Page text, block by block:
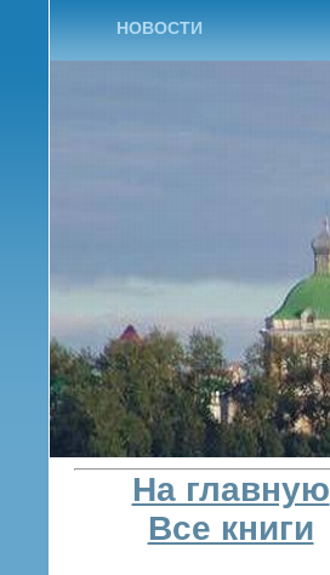
НОВОСТИ
На главную
Все книги